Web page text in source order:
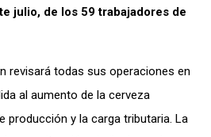
julio, de los 59 trabajadores de
revisará todas sus operaciones en
al aumento de la cerveza
producción y la carga tributaria. La